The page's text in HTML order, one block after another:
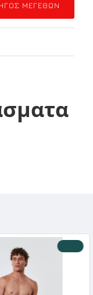
ΜΕΓΕΘΏΝ